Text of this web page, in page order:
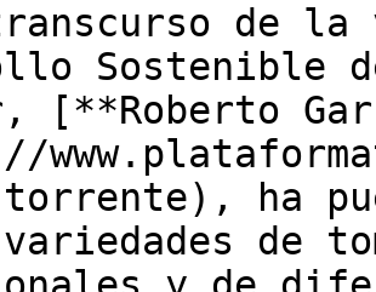
de
Sostenible
[**Roberto
ha
de